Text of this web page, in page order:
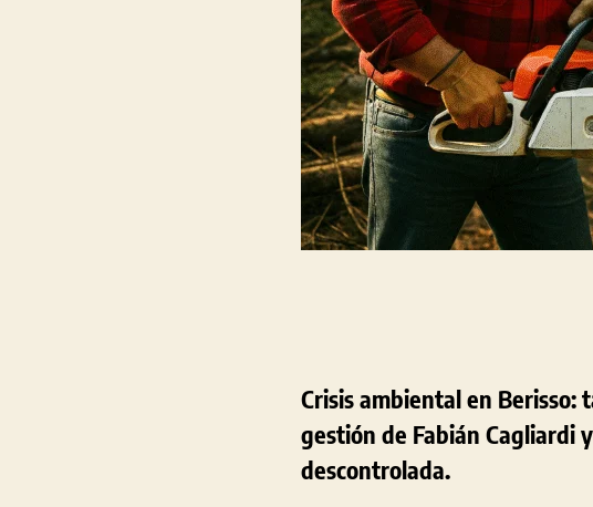
Crisis ambiental en Berisso:
gestión de Fabián Cagliardi
descontrolada.